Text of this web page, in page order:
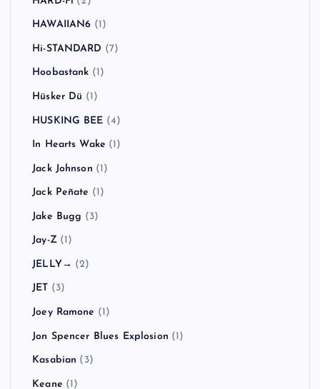
HAWAIIAN6 (1)
Hi-STANDARD (7)
Hoobastank (1)
Hüsker Dü (1)
HUSKING BEE (4)
In Hearts Wake (1)
Jack Johnson (1)
Jack Peñate (1)
Jake Bugg (3)
Jay-Z(1)
JELLY→ (2)
JET (3)
Joey Ramone (1)
Jon Spencer Blues Explosion (1)
Kasabian (3)
Keane (1)